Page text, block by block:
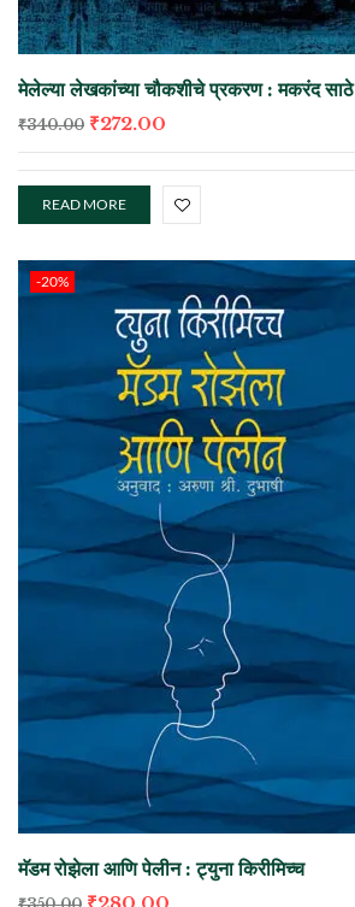
मेलेल्या लेखकांच्या चौकशीचे प्रकरण : मकरंद साठे
₹340.00 ₹272.00
READ MORE
-20%
मॅडम रोझेला आणि पेलीन : ट्युना किरीमिच्च
₹280.00